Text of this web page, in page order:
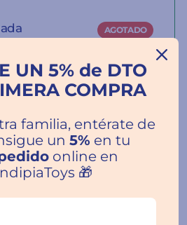
AGOTADO
UN 5% de DTO
COMPRA
familia, entérate de
un 5% en tu
online en
🎁